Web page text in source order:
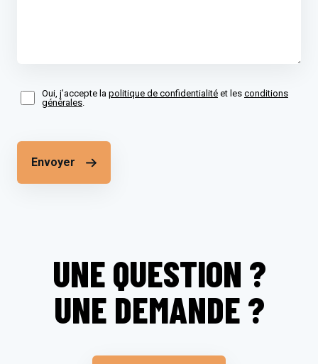
Oui, j’accepte la politique de confidentialité et les conditions
générales.
Envoyer
UNE QUESTION ?
UNE DEMANDE ?